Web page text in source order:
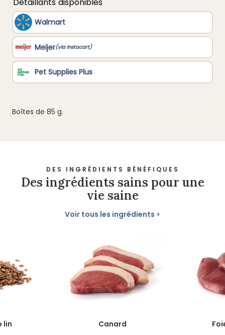
Boîtes de 85 g.
DES INGRÉDIENTS BÉNÉFIQUES
Des ingrédients sains pour une
vie saine
Voir tous les ingrédients
lin
Canard